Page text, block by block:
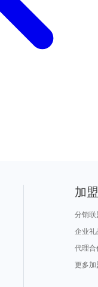
加
分销联
企业礼
代理合
更多加